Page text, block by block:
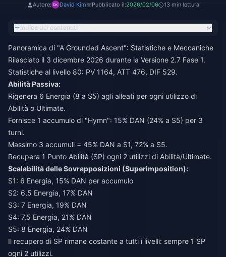
Autore: David Kim Pubblicato il:2026/02/06 13 min lettura
Indice dei contenuti
Panoramica di "A Grounded Ascent": Statistiche e Meccaniche
Rilasciato il 3 dicembre 2026 durante la Versione 2.7 Fase 1.
Statistiche al livello 80: PV 1164, ATT 476, DIF 529.
Abilità Passiva:
Rigenera 6 Energia (8 a S5) agli alleati per ogni utilizzo di
Abilità o Ultimate.
Fornisce 1 accumulo di "Hymn": 15% DAN (24% a S5) per 3
turni.
Massimo 3 accumuli = 45% DAN a S1, 72% a S5.
Recupera 1 Punto Abilità (SP) ogni 2 utilizzi di Abilità/Ultimate.
Scalabilità delle Sovrapposizioni (Superimposition):
S1: 6 Energia, 15% DAN per accumulo
S2: 6,5 Energia, 17% DAN
S3: 7 Energia, 19% DAN
S4: 7,5 Energia, 21% DAN
S5: 8 Energia, 24% DAN
Il recupero di SP rimane costante a tutti i livelli: sempre 1 SP
ogni 2 utilizzi.